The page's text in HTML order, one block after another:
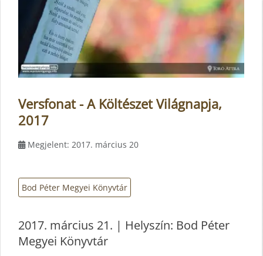
Versfonat - A Költészet Világnapja,
2017
Megjelent: 2017. március 20
Bod Péter Megyei Könyvtár
2017. március 21. | Helyszín: Bod Péter
Megyei Könyvtár